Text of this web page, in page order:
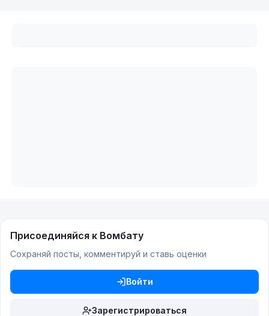
Присоединяйся к Вомбату
Сохраняй посты, комментируй и ставь оценки
Войти
Зарегистрироваться